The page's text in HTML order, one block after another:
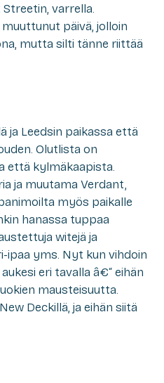
varrella.
päivä, jolloin
mutta silti tänne riittää
ja Leedsin paikassa että
Olutlista on
että kylmäkaapista.
ja muutama Verdant,
myös paikalle
hanassa tuppaa
witejä ja
ipaa yms. Nyt kun vihdoin
eri tavalla â€“ eihän
mausteisuutta.
Deckillä, ja eihän siitä